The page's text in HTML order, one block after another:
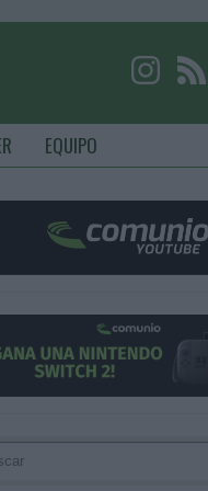
EQUIPO